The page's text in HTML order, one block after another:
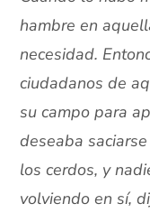
hambre en
necesidad.
ciudadanos de
su campo para
deseaba
los cerdos, y
volviendo en sí,